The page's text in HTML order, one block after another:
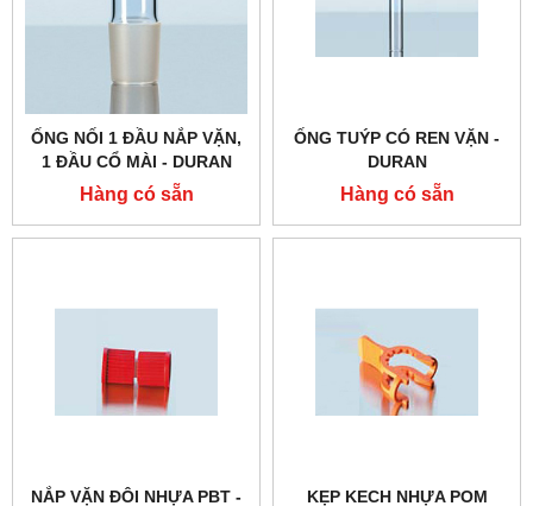
ỐNG NỐI 1 ĐẦU NẮP VẶN,
1 ĐẦU CỔ MÀI - DURAN
Hàng có sẵn
ỐNG TUÝP CÓ REN VẶN -
DURAN
Hàng có sẵn
NẮP VẶN ĐÔI NHỰA PBT -
KẸP KECH NHỰA POM